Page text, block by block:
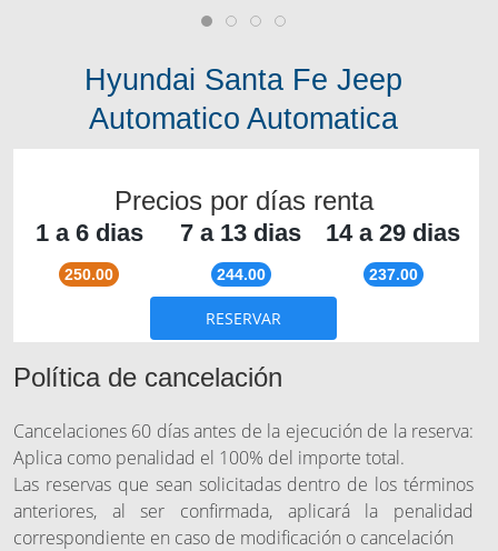
Hyundai Santa Fe Jeep
Automatico Automatica
Precios por días renta
1 a 6 dias
250.00
7 a 13 dias
244.00
14 a 29 dias
237.00
RESERVAR
Política de cancelación
Cancelaciones 60 días antes de la ejecución de la reserva:
Aplica como penalidad el 100% del importe total.
Las reservas que sean solicitadas dentro de los términos
anteriores, al ser confirmada, aplicará la penalidad
correspondiente en caso de modificación o cancelación